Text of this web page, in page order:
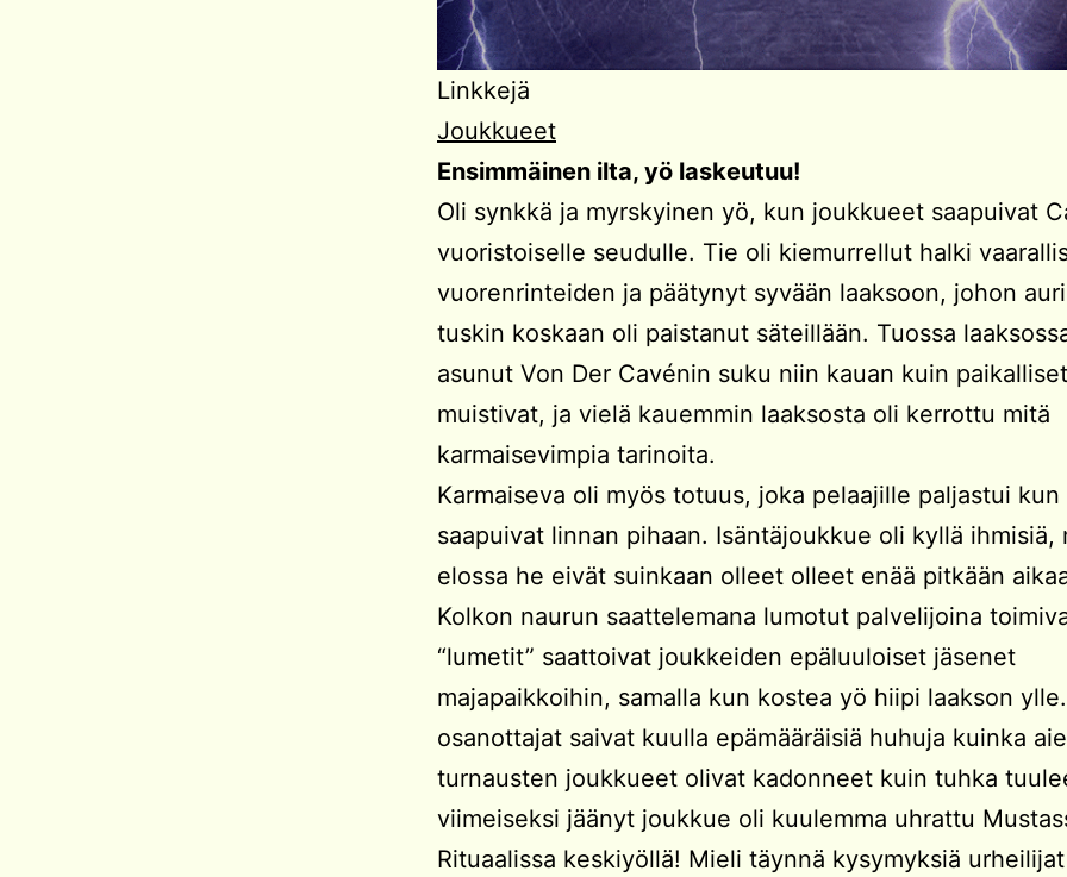
Linkkejä
Joukkueet
Ensimmäinen ilta, yö laskeutuu!
Oli synkkä ja myrskyinen yö, kun joukkueet saapuivat
vuoristoiselle seudulle. Tie oli kiemurrellut halki
vuorenrinteiden ja päätynyt syvään laaksoon, johon
tuskin koskaan oli paistanut säteillään. Tuossa
asunut Von Der Cavénin suku niin kauan kuin paikalliset
muistivat, ja vielä kauemmin laaksosta oli kerrottu mitä
karmaisevimpia tarinoita.
Karmaiseva oli myös totuus, joka pelaajille paljastui kun
saapuivat linnan pihaan. Isäntäjoukkue oli kyllä ihmisiä,
elossa he eivät suinkaan olleet olleet enää pitkään
Kolkon naurun saattelemana lumotut palvelijoina
“lumetit” saattoivat joukkeiden epäluuloiset jäsenet
majapaikkoihin, samalla kun kostea yö hiipi laakson
osanottajat saivat kuulla epämääräisiä huhuja kuinka
turnausten joukkueet olivat kadonneet kuin tuhka
viimeiseksi jäänyt joukkue oli kuulemma uhrattu
Rituaalissa keskiyöllä! Mieli täynnä kysymyksiä